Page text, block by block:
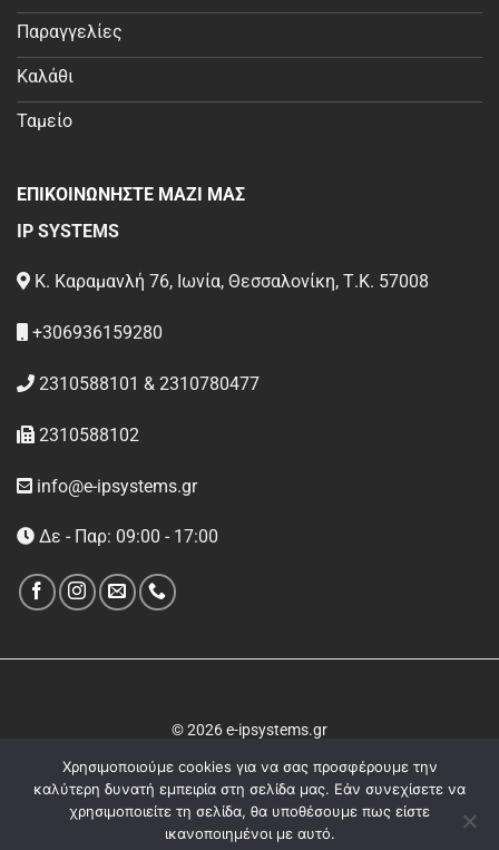
Παραγγελίες
Καλάθι
Ταμείο
ΕΠΙΚΟΙΝΩΝΗΣΤΕ ΜΑΖΙ ΜΑΣ
IP SYSTEMS
Κ. Καραμανλή 76, Ιωνία, Θεσσαλονίκη, Τ.Κ. 57008
+306936159280
2310588101 & 2310780477
2310588102
info@e-ipsystems.gr
Δε - Παρ: 09:00 - 17:00
© 2026 e-ipsystems.gr
Χρησιμοποιούμε cookies για να σας προσφέρουμε την
καλύτερη δυνατή εμπειρία στη σελίδα μας. Εάν συνεχίσετε να
χρησιμοποιείτε τη σελίδα, θα υποθέσουμε πως είστε
ικανοποιημένοι με αυτό.